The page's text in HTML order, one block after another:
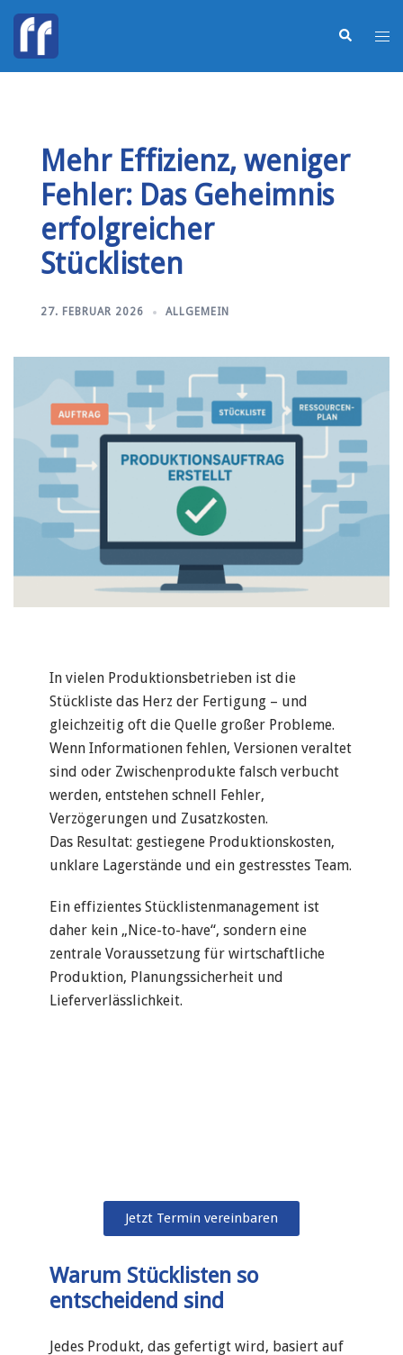
Mehr Effizienz, weniger
Fehler: Das Geheimnis
erfolgreicher
Stücklisten
27. FEBRUAR 2026 ALLGEMEIN
In vielen Produktionsbetrieben ist die
Stückliste das Herz der Fertigung – und
gleichzeitig oft die Quelle großer Probleme.
Wenn Informationen fehlen, Versionen veraltet
sind oder Zwischenprodukte falsch verbucht
werden, entstehen schnell Fehler,
Verzögerungen und Zusatzkosten.
Das Resultat: gestiegene Produktionskosten,
unklare Lagerstände und ein gestresstes Team.
Ein effizientes Stücklistenmanagement ist
daher kein „Nice-to-have“, sondern eine
zentrale Voraussetzung für wirtschaftliche
Produktion, Planungssicherheit und
Lieferverlässlichkeit.
Jetzt Termin vereinbaren
Warum Stücklisten so
entscheidend sind
Jedes Produkt, das gefertigt wird, basiert auf